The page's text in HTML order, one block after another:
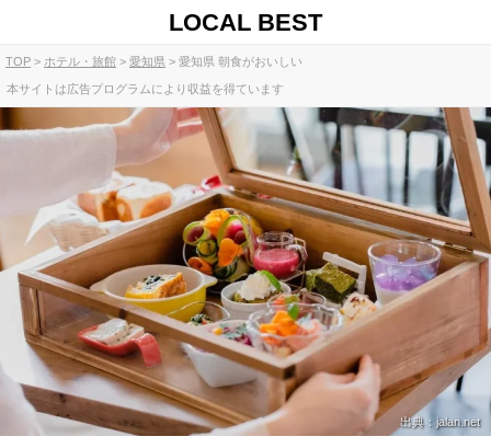
LOCAL BEST
TOP ホテル・旅館 愛知県 愛知県 朝食がおいしい
本サイトは広告プログラムにより収益を得ています
出典：jalan.net